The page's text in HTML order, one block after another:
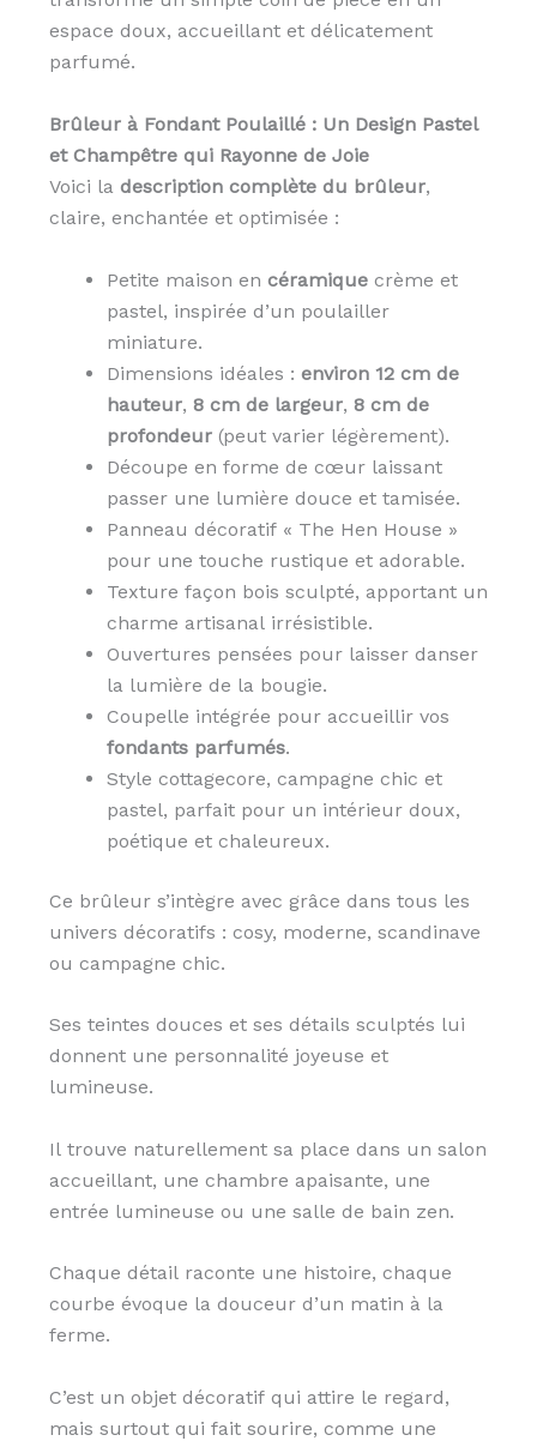
espace doux, accueillant et délicatement
parfumé.
Brûleur à Fondant Poulaillé : Un Design Pastel
et Champêtre qui Rayonne de Joie
Voici la description complète du brûleur,
claire, enchantée et optimisée :
Petite maison en céramiquecrème et
pastel, inspirée d’un poulailler
miniature.
Dimensions idéales : environ 12 cm de
hauteur, 8 cm de largeur, 8 cm de
profondeur(peut varier légèrement).
Découpe en forme de cœur laissant
passer une lumière douce et tamisée.
Panneau décoratif « The Hen House »
pour une touche rustique et adorable.
Texture façon bois sculpté, apportant un
charme artisanal irrésistible.
Ouvertures pensées pour laisser danser
la lumière de la bougie.
Coupelle intégrée pour accueillir vos
fondants parfumés.
Style cottagecore, campagne chic et
pastel, parfait pour un intérieur doux,
poétique et chaleureux.
Ce brûleur s’intègre avec grâce dans tous les
univers décoratifs : cosy, moderne, scandinave
ou campagne chic.
Ses teintes douces et ses détails sculptés lui
donnent une personnalité joyeuse et
lumineuse.
Il trouve naturellement sa place dans un salon
accueillant, une chambre apaisante, une
entrée lumineuse ou une salle de bain zen.
Chaque détail raconte une histoire, chaque
courbe évoque la douceur d’un matin à la
ferme.
C’est un objet décoratif qui attire le regard,
mais surtout qui fait sourire, comme une